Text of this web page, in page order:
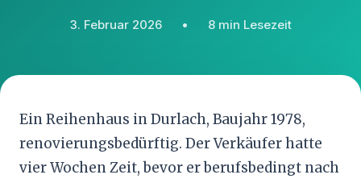
3. Februar 2026 • 8 min Lesezeit
Ein Reihenhaus in Durlach, Baujahr 1978,
renovierungsbedürftig. Der Verkäufer hatte
vier Wochen Zeit, bevor er berufsbedingt nach